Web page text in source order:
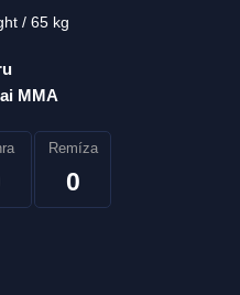
65 kg
MMA
Remíza
0